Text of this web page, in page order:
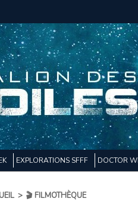
EXPLORATIONS SFFF DOCTOR
> 🎬 FILMOTHÈQUE